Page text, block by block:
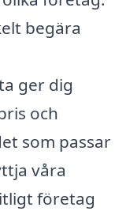
begära
ger dig
och
som passar
våra
företag